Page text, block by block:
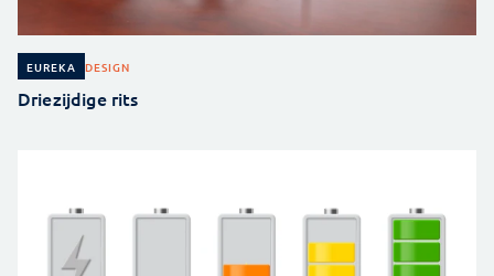
EUREKA DESIGN
Driezijdige rits